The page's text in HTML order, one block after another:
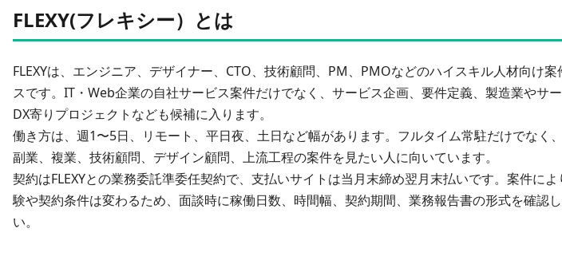
FLEXY(フレキシー）とは
FLEXYは、 エンジニア、デザイナー、CTO、技術顧問、PM、PMOなどのハイスキル人材向け案
スです。IT・Web企業の自社サービス案件だけでなく、サービス企画、要件定義、製造業やサ
DX寄りプロジェクトなども候補に入ります。
働き方は、 週1〜5日、リモート、平日夜、土日など幅があります。フルタイム常駐だけでなく
副業、複業、技術顧問、デザイン顧問、上流工程の案件を見たい人に向いています。
契約はFLEXYとの業務委託準委任契約で、支払いサイトは当月末締め翌月末払いです。案件によ
験や契約条件は変わるため、面談時に稼働日数、時間幅、契約期間、業務報告書の形式を確認
い。